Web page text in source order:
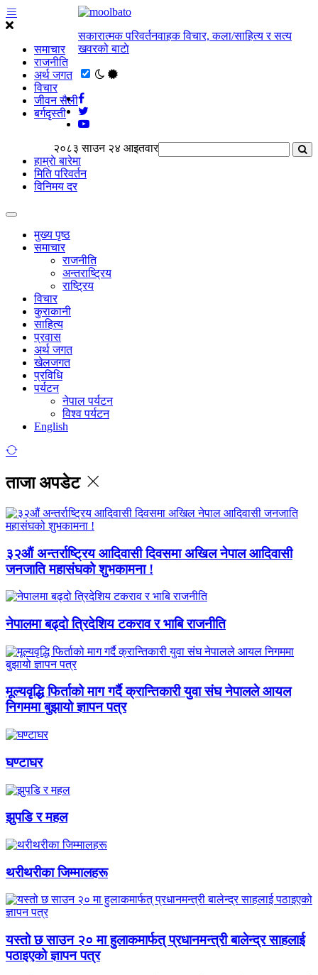
समाचार
राजनीति
अर्थ जगत
विचार
जीवन सैली
बर्गदृस्ती
सकारात्मक परिवर्तनवाहक विचार, कला/साहित्य र सत्य
खवरको बाटाे
२०८३ साउन २४ आइतवार
हाम्राे बारेमा
मिति परिवर्तन
विनिमय दर
मुख्य पृष्ठ
समाचार
राजनीति
अन्तराष्ट्रिय
राष्ट्रिय
विचार
कुराकानी
साहित्य
प्रवास
अर्थ जगत
खेलजगत
प्रविधि
पर्यटन
नेपाल पर्यटन
विश्व पर्यटन
English
ताजा अपडेट
३२औं अन्तर्राष्ट्रिय आदिवासी दिवसमा अखिल नेपाल आदिवासी
जनजाति महासंघको शुभकामना !
नेपालमा बढ्दो त्रिदेशिय टकराव र भाबि राजनीति
मूल्यवृद्धि फिर्ताको माग गर्दै क्रान्तिकारी युवा संघ नेपालले आयल
निगममा बुझायो ज्ञापन पत्र
घण्टाघर
झुपडि र महल
थरीथरीका जिम्मालहरू
यस्तो छ साउन २० मा हुलाकमार्फत् प्रधानमन्त्री बालेन्द्र साहलाई
पठाइएको ज्ञापन पत्र